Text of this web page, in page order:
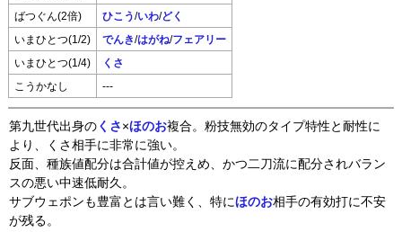
ばつぐん(2倍) ひこう/いわ/どく
いまひとつ(1/2) でんき/はがね/フェアリー
いまひとつ(1/4) くさ
こうかなし ---
第九世代出身の くさ ×ほのお複合。粉技無効のタイプ特性と耐性に
より、くさ相手に非常に強い。
反面、種族値配分は合計値が控えめ、かつ二刀流に配分されバラン
スの悪い中速低耐久。
サブウェポンも豊富とは言い難く、特にほのお相手の有効打に不安
が残る。